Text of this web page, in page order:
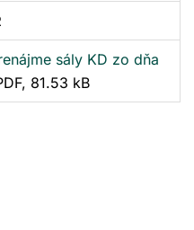
sály KD zo dňa
81.53 kB